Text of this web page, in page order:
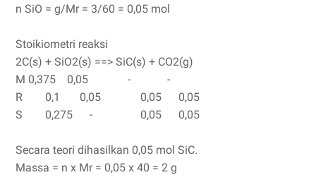
n SiO = g/Mr = 3/60 = 0,05 mol
Stoikiometri reaksi
2C(s) + SiO2(s) ==> SiC(s) + CO2(g)
M 0,375 0,05 - -
R 0,1 0,05 0,05 0,05
S 0,275 - 0,05 0,05
Secara teori dihasilkan 0,05 mol SiC.
Massa = n x Mr = 0,05 x 40 = 2 g